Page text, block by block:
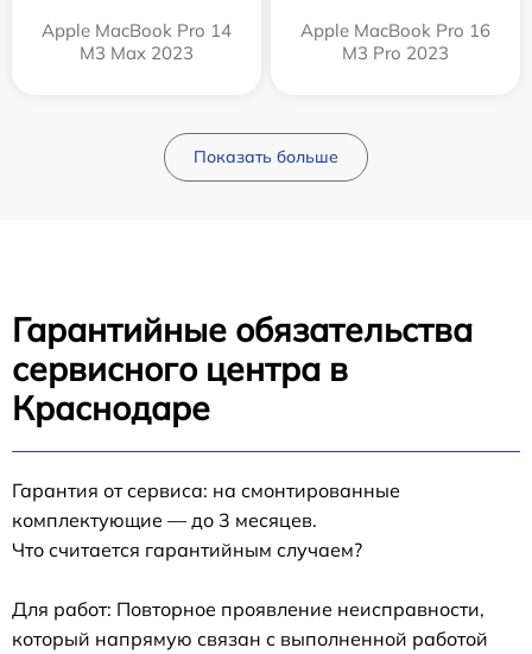
Apple MacBook Pro 14
M3 Max 2023
Apple MacBook Pro 16
M3 Pro 2023
Показать больше
Гарантийные обязательства
сервисного центра в
Краснодаре
Гарантия от сервиса: на смонтированные
комплектующие — до 3 месяцев.
Что считается гарантийным случаем?
Для работ: Повторное проявление неисправности,
который напрямую связан с выполненной работой